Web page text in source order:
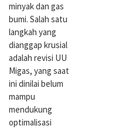
minyak dan gas
bumi. Salah satu
langkah yang
dianggap krusial
adalah revisi UU
Migas, yang saat
ini dinilai belum
mampu
mendukung
optimalisasi